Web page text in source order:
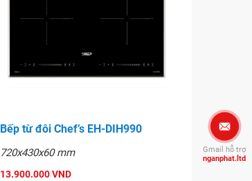
Bếp từ đôi Chef’s EH-DIH990
720x430x60 mm
13.900.000 VND
Gmail hỗ trợ
nganphat.ltd